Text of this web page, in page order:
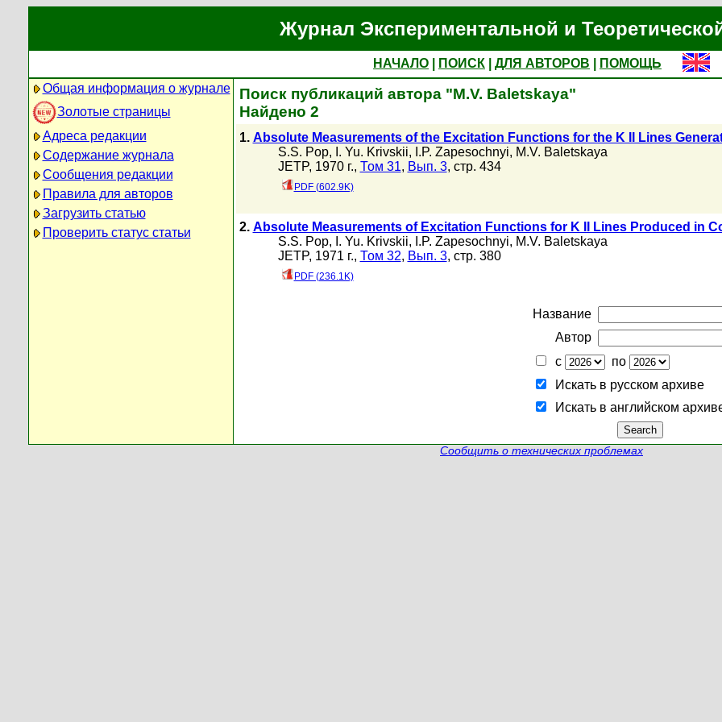
Журнал Экспериментальной и
НАЧАЛО ПОИСК ДЛЯ АВТОРОВ
ПОМОЩЬ
Общая информация о журнале
Золотые страницы
Адреса редакции
Содержание журнала
Сообщения редакции
Правила для авторов
Загрузить статью
Проверить статус статьи
Поиск публикаций автора "M.V. Baletskaya"
Найдено 2
1. Absolute Measurements of the Excitation Functions for the K II Lines
S.S. Pop, I. Yu. Krivskii, I.P. Zapesochnyi, M.V. Baletskaya
JETP, 1970 г., Том 31, Вып. 3, стр. 434
PDF (602.9K)
2. Absolute Measurements of Excitation Functions for K II Lines Produced in
S.S. Pop, I. Yu. Krivskii, I.P. Zapesochnyi, M.V. Baletskaya
JETP, 1971 г., Том 32, Вып. 3, стр. 380
PDF (236.1K)
Название
Автор
с
по
Искать в русском архиве
Искать в английском
Сообщить о технических проблемах